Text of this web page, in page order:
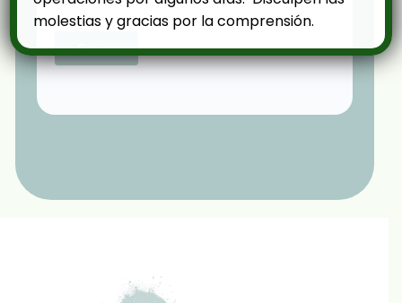
molestias y gracias por la comprensión.